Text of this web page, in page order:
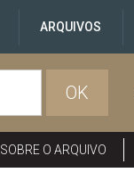
ARQUIVOS
OK
SOBRE O ARQUIVO